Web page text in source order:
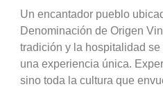
Un encantador pueblo
Denominación de Origen
tradición y la hospitalidad
una experiencia única.
sino toda la cultura que